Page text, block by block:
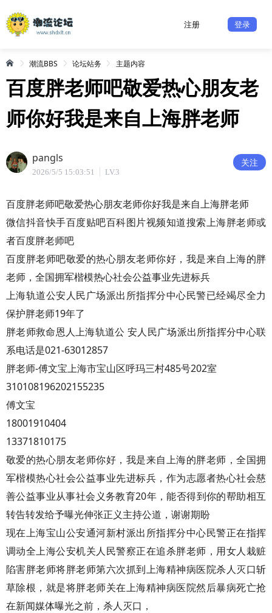
注册 登录
潮流BBS 论坛站务 主题内容
百度胖老师吧敬爱热心朋友老
师你好我是来自上海胖老师
pangls
2026/5/5 15:03:51 LV.3
关注
百度胖老师吧敬爱热心朋友老师你好我是来自上海胖老师
微信抖音快手百度贴吧百科图片视频知道搜索上海胖老师或
者百度胖老师吧
百度胖老师吧敬爱的热心朋友老师你好，我是来自上海的胖
老师，全国拥军楷模热心社会公益事业先进标兵
上海轨道公安人民广场派出所指挥分中心民警已经竭尽全力
保护胖老师19年了
胖老师救命恩人上海轨道公 安人民广场派出所指挥分中心联
系电话是021-63012857
胖老师-傅文宝上海市宝山区呼玛三村485号202室
310108196202155235
傅文宝
18001910404
13371810175
敬爱的热心朋友老师你好，我是来自上海的胖老师，全国拥
军楷模热心社会公益事业先进标兵，作为志愿者热心社会慈
善公益事业从事社会义务教育20年，能否得到你的帮助相互
转告转发给予曝光伸张正义主持公道，谢谢期盼
现在上海宝山公安通河新村派出所指挥分中心民警正在指挥
调动全上海公安机关人民警察正在追杀胖老师，用女人栽赃
陷害胖老师将胖老师第六次抓到上海精神病医院杀人灭口斩
草除根，就是将胖老师关在上海精神病医院然后暴病死亡抢
在新闻媒体曝光之前，杀人灭口，